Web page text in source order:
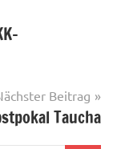
Beitrag
Taucha